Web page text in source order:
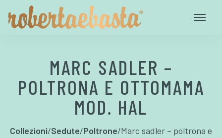
MARC SADLER –
POLTRONA E OTTOMAMA
MOD. HAL
Collezioni/Sedute/Poltrone/Marc sadler – poltrona e